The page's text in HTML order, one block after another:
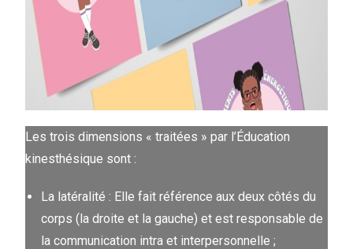
Les trois dimensions « traitées » par l’Éducation
kinesthésique sont :
La latéralité : Elle fait référence aux deux côtés du
corps (la droite et la gauche) et est responsable de
la communication intra et interpersonnelle ;